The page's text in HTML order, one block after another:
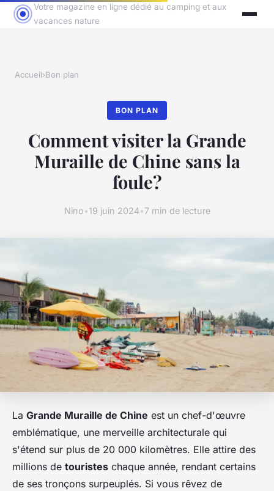
Votre magazine en ligne dédié au camping et aux
vacances nature
Accueil›Bon plan
BON PLAN
Comment visiter la Grande
Muraille de Chine sans la
foule?
Nino•19 juin 2024•7 min de lecture
La Grande Muraille de Chine est un chef-d'œuvre
emblématique, une merveille architecturale qui
s'étend sur plus de 20 000 kilomètres. Elle attire des
millions de touristes chaque année, rendant certains
de ses tronçons surpeuplés. Si vous rêvez de